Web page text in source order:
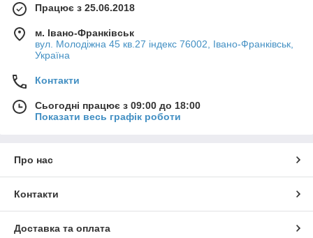
Працює з 25.06.2018
м. Івано-Франківськ
вул. Молодіжна 45 кв.27 індекс 76002, Івано-Франківськ,
Україна
Контакти
Сьогодні працює з 09:00 до 18:00
Показати весь графік роботи
Про нас
Контакти
Доставка та оплата